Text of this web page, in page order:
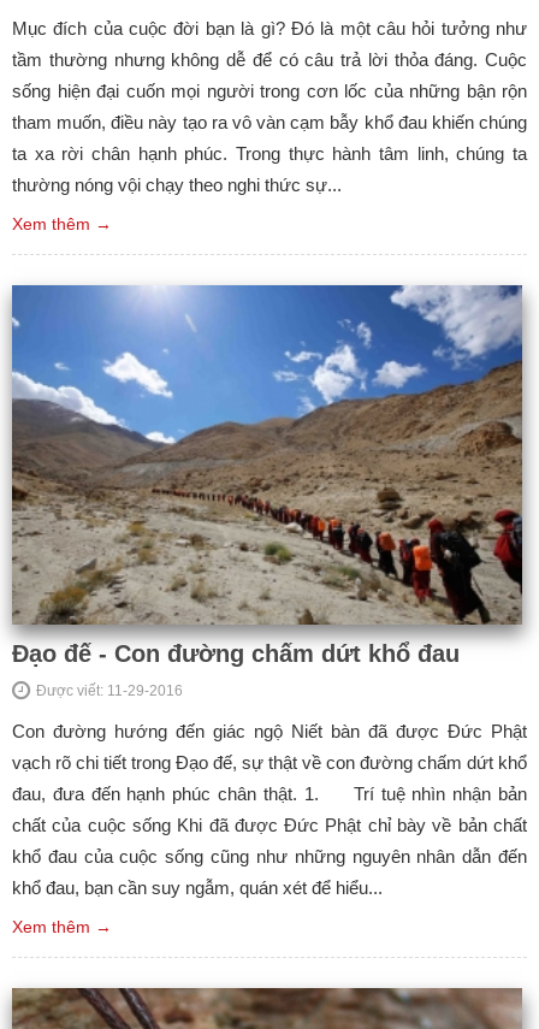
Mục đích của cuộc đời bạn là gì? Ðó là một câu hỏi tưởng như
tầm thường nhưng không dễ để có câu trả lời thỏa đáng. Cuộc
sống hiện đại cuốn mọi người trong cơn lốc của những bận rộn
tham muốn, điều này tạo ra vô vàn cạm bẫy khổ đau khiến chúng
ta xa rời chân hạnh phúc. Trong thực hành tâm linh, chúng ta
thường nóng vội chạy theo nghi thức sự...
Xem thêm →
Đạo đế - Con đường chấm dứt khổ đau
Được viết: 11-29-2016
Con đường hướng đến giác ngộ Niết bàn đã được Đức Phật
vạch rõ chi tiết trong Đạo đế, sự thật về con đường chấm dứt khổ
đau, đưa đến hạnh phúc chân thật. 1. Trí tuệ nhìn nhận bản
chất của cuộc sống Khi đã được Đức Phật chỉ bày về bản chất
khổ đau của cuộc sống cũng như những nguyên nhân dẫn đến
khổ đau, bạn cần suy ngẫm, quán xét để hiểu...
Xem thêm →